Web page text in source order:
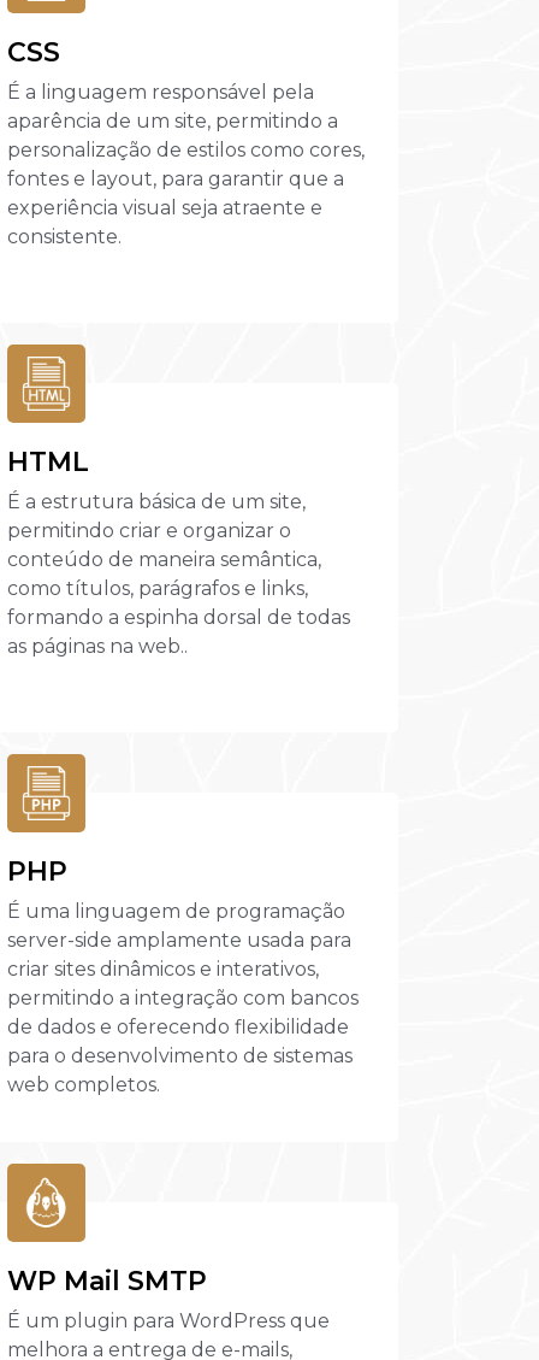
CSS
É a linguagem responsável pela
aparência de um site, permitindo a
personalização de estilos como cores,
fontes e layout, para garantir que a
experiência visual seja atraente e
consistente.
HTML
É a estrutura básica de um site,
permitindo criar e organizar o
conteúdo de maneira semântica,
como títulos, parágrafos e links,
formando a espinha dorsal de todas
as páginas na web..
PHP
É uma linguagem de programação
server-side amplamente usada para
criar sites dinâmicos e interativos,
permitindo a integração com bancos
de dados e oferecendo flexibilidade
para o desenvolvimento de sistemas
web completos.
WP Mail SMTP
É um plugin para WordPress que
melhora a entrega de e-mails,